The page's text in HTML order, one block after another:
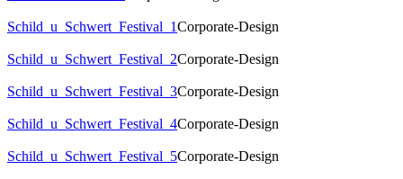
Schild_u_Schwert_Festival_1Corporate-Design
Schild_u_Schwert_Festival_2Corporate-Design
Schild_u_Schwert_Festival_3Corporate-Design
Schild_u_Schwert_Festival_4Corporate-Design
Schild_u_Schwert_Festival_5Corporate-Design